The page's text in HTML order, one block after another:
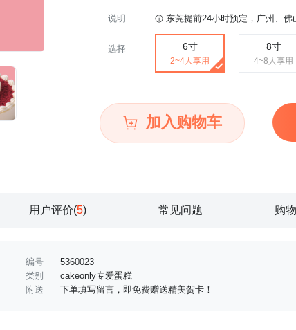
说明 东莞提前24小时预定，广州、佛
选择 6寸
2~4人享用
8寸
4~8人享用
加入购物车
用户评价(5) 常见问题 购
编号
5360023
类别
cakeonly专爱蛋糕
附送
下单填写留言，即免费赠送精美贺卡！